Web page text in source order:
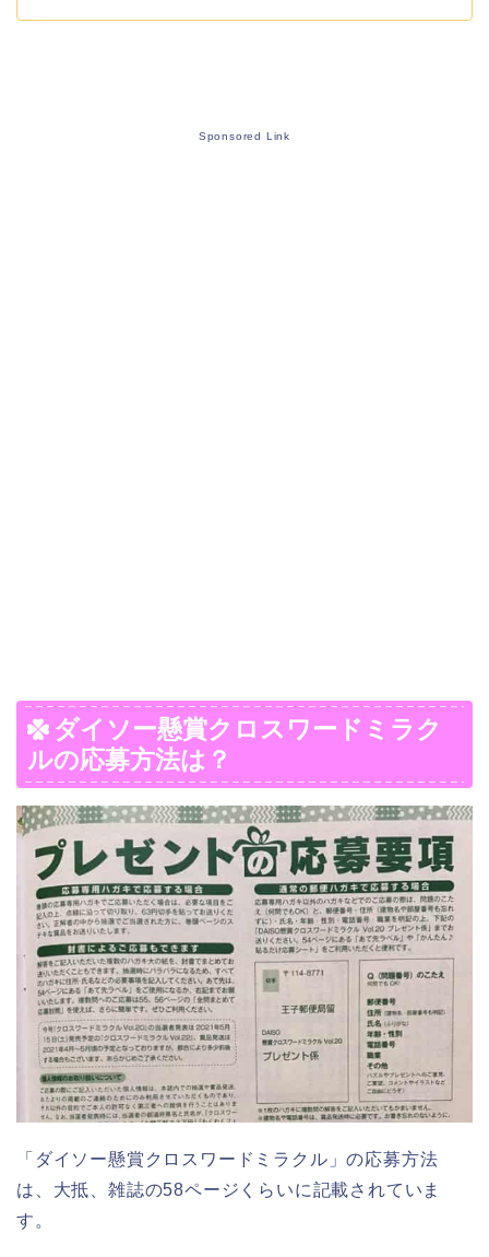
Sponsored Link
ダイソー懸賞クロスワードミラク
ルの応募方法は？
「ダイソー懸賞クロスワードミラクル」の応募方法
は、大抵、雑誌の58ページくらいに記載されていま
す。